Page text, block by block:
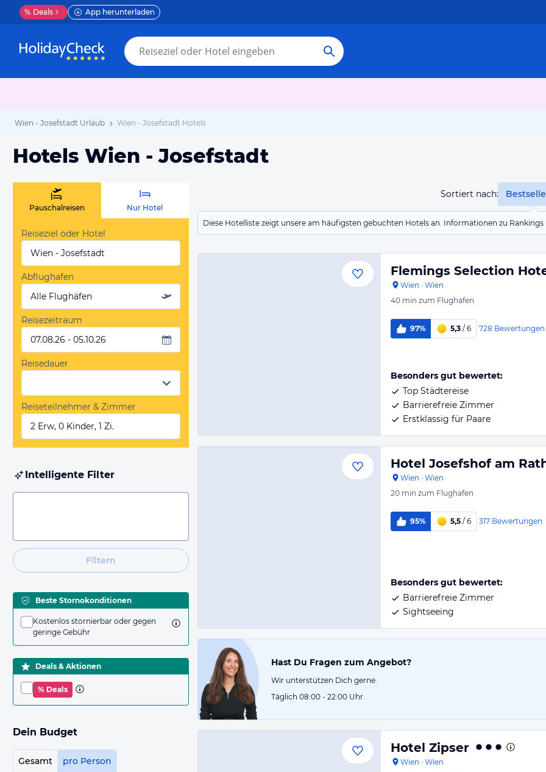
% Deals App herunterladen
Wien - Josefstadt Urlaub Wien - Josefstadt Hotels
Hotels Wien - Josefstadt
Sortiert nach:
Diese Hotelliste zeigt unsere am häufigsten gebuchten Hotels an. Informationen zu
Pauschalreisen Nur Hotel
Reiseziel oder Hotel
Wien - Josefstadt
Abflughafen
Alle Flughäfen
Reisezeitraum
07.08.26 - 05.10.26
Reisedauer
Reiseteilnehmer & Zimmer
2 Erw, 0 Kinder, 1 Zi.
Intelligente Filter
Filtern
Beste Stornokonditionen
Kostenlos stornierbar oder gegen
geringe Gebühr
Deals & Aktionen
% Deals
Dein Budget
Gesamt pro Person
Flemings Selection
Wien · Wien
40 min zum Flughafen
97% 5,3 / 6 728 Bewertungen
Besonders gut bewertet:
Top Städtereise
Barrierefreie Zimmer
Erstklassig für Paare
Hotel Josefshof am
Wien · Wien
20 min zum Flughafen
95% 5,5 / 6 317 Bewertungen
Besonders gut bewertet:
Barrierefreie Zimmer
Sightseeing
Hast Du Fragen zum Angebot?
Wir unterstützen Dich gerne.
Täglich 08:00 - 22:00 Uhr.
Hotel Zipser
Wien · Wien